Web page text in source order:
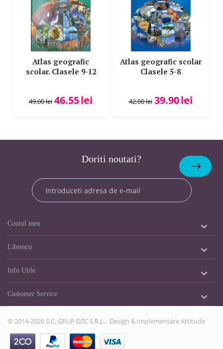
Atlas geografic
scolar. Clasele 9-12
49.00lei 46.55lei
Atlas geografic scolar
Clasele 5-8
42.00lei 39.90lei
Doriti noutati?
Abonare
Contul meu
Librescu
Info Utile
Customer Service
© 2014-2026 S.C. GRUP DZC S.R.L.. Design & ImplementareAttitude